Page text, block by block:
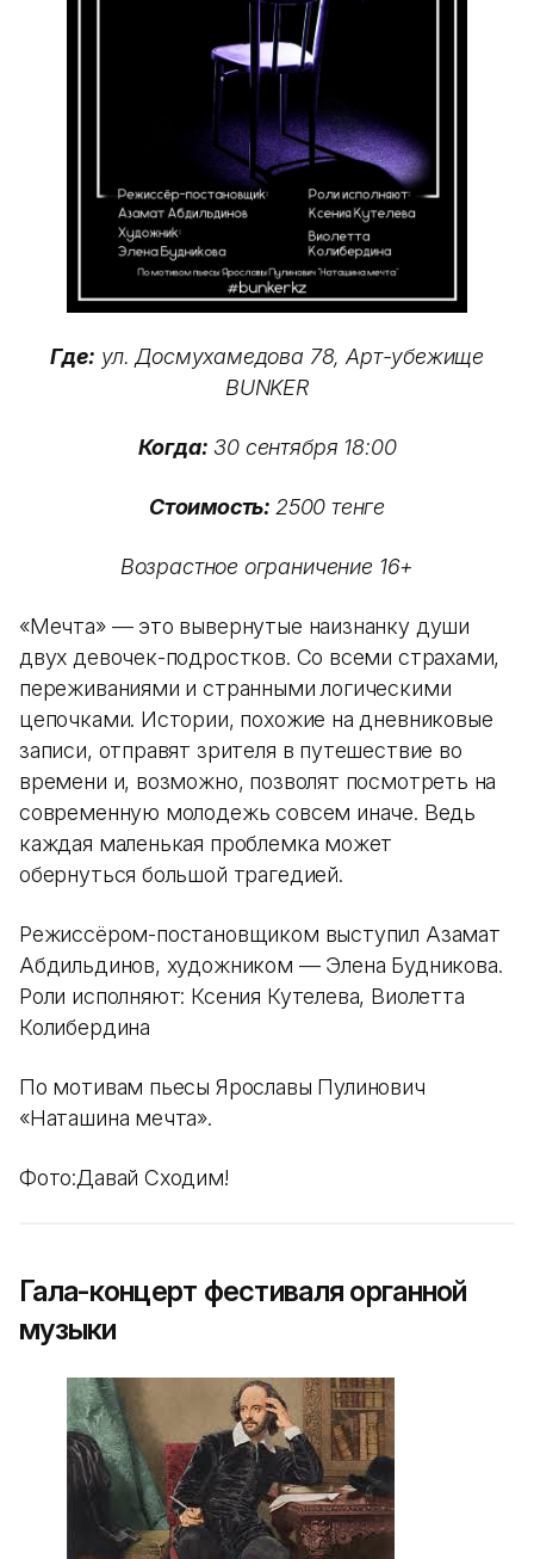
Где: ул. Досмухамедова 78, Арт-убежище
BUNKER
Когда: 30 сентября 18:00
Стоимость: 2500 тенге
Возрастное ограничение 16+
«Мечта» — это вывернутые наизнанку души
двух девочек-подростков. Со всеми страхами,
переживаниями и странными логическими
цепочками. Истории, похожие на дневниковые
записи, отправят зрителя в путешествие во
времени и, возможно, позволят посмотреть на
современную молодежь совсем иначе. Ведь
каждая маленькая проблемка может
обернуться большой трагедией.
Режиссёром-постановщиком выступил Азамат
Абдильдинов, художником — Элена Будникова.
Роли исполняют: Ксения Кутелева, Виолетта
Колибердина
По мотивам пьесы Ярославы Пулинович
«Наташина мечта».
Фото:Давай Сходим!
Гала-концерт фестиваля органной
музыки